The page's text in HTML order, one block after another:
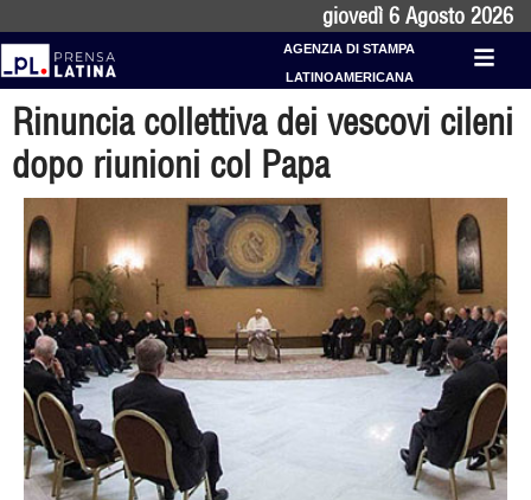
giovedì 6 Agosto 2026
AGENZIA DI STAMPA
LATINOAMERICANA
Rinuncia collettiva dei vescovi cileni
dopo riunioni col Papa